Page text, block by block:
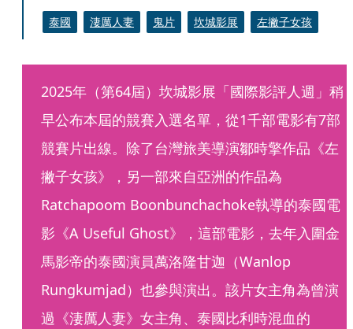
泰國 淒厲人妻 鬼片 坎城影展 左撇子女孩
2025年（第64屆）坎城影展「國際影評人週」稍
早公布本屆的競賽入選名單，從1千部電影有7部
競賽片出線。除了台灣旅美導演鄒時擎作品《左
撇子女孩》，另一部來自亞洲的作品為
Ratchapoom Boonbunchachoke執導的泰國電
影《A Useful Ghost》，這部電影，去年入圍金
馬影帝的泰國演員萬洛隆甘迦（Wanlop
Rungkumjad）也參與演出。該片女主角為曾演
過《淒厲人妻》女主角、泰國比利時混血的